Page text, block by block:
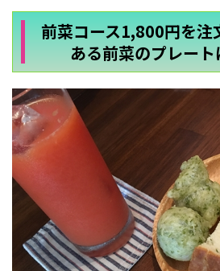
前菜コース1,800円を注
ある前菜のプレー